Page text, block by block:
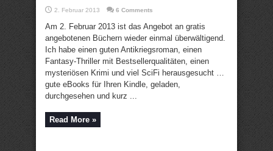
2. Februar 2013 6 Comments
Am 2. Februar 2013 ist das Angebot an gratis
angebotenen Büchern wieder einmal überwältigend.
Ich habe einen guten Antikriegsroman, einen
Fantasy-Thriller mit Bestsellerqualitäten, einen
mysteriösen Krimi und viel SciFi herausgesucht …
gute eBooks für Ihren Kindle, geladen,
durchgesehen und kurz ...
Read More »